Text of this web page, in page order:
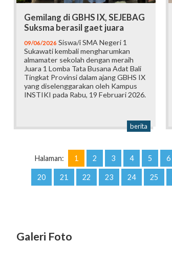
Gemilang di GBHS IX, SEJEBAG
Suksma berasil gaet juara
09/06/2026 Siswa/i SMA Negeri 1
Sukawati kembali mengharumkan
almamater sekolah dengan meraih
Juara 1 Lomba Tata Busana Adat Bali
Tingkat Provinsi dalam ajang GBHS IX
yang diselenggarakan oleh Kampus
INSTIKI pada Rabu, 19 Februari 2026.
berita
Halaman: 1 2 3 4 5 6
20 21 22 23 24 25
Galeri Foto